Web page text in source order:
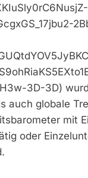
3D-3D)
auch globale
mit
oder